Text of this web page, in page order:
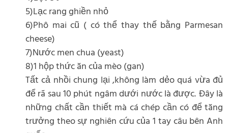
5)Lạc rang ghiền nhỏ
6)Phô mai cũ ( có thể thay thế bằng Parmesan
cheese)
7)Nước men chua (yeast)
8)1 hộp thức ăn của mèo (gan)
Tất cả nhồi chung lại ,không làm dẻo quá vừa đủ
để rã sau 10 phút ngâm dưới nước là được. Đây là
những chất cần thiết mà cá chép cần có để tăng
trưởng theo sự nghiên cứu của 1 tay câu bên Anh